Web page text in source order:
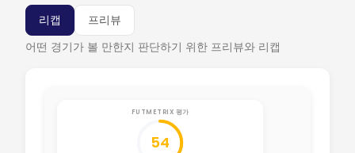
리캡
프리뷰
어떤 경기가 볼 만한지 판단하기 위한 프리뷰와 리캡
FUTMETRIX 평가
54